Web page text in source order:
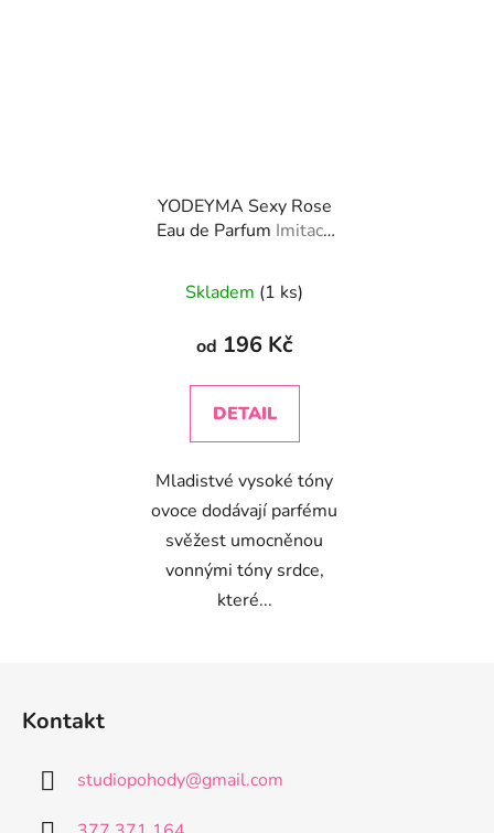
YODEYMA Sexy Rose
Eau de Parfum Imitace
- 212 Vip Rosé
Skladem (1 ks)
od 196 Kč
DETAIL
Mladistvé vysoké tóny
ovoce dodávají parfému
svěžest umocněnou
vonnými tóny srdce,
které...
Kontakt
studiopohody@gmail.com